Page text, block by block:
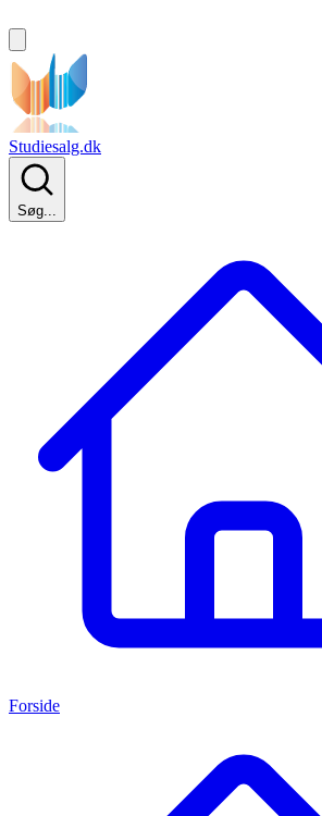
Studiesalg.dk
Søg...
Forside